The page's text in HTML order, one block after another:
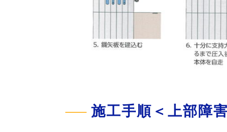
施工手順＜上部障